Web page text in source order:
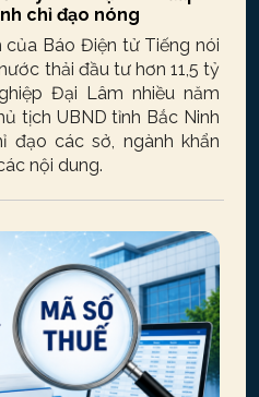
chỉ đạo nóng
của Báo Điện tử Tiếng nói
thải đầu tư hơn 11,5 tỷ
Đại Lâm nhiều năm
tịch UBND tỉnh Bắc Ninh
đạo các sở, ngành khẩn
nội dung.